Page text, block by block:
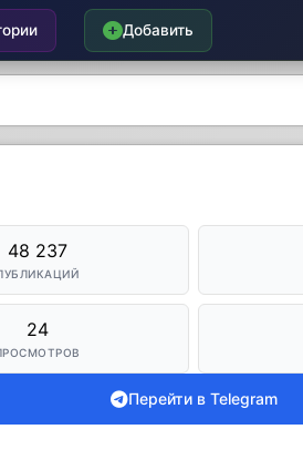
Добавить
48 237
24
Перейти в Telegram